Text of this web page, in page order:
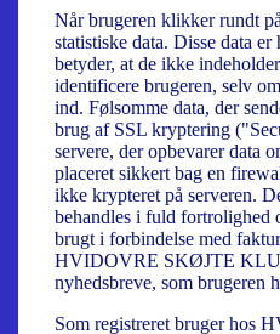
Når brugeren klikker rundt
statistiske data. Disse data
betyder, at de ikke
identificere brugeren, selv
ind. Følsomme data, der
brug af SSL kryptering
servere, der opbevarer data
placeret sikkert bag en
ikke krypteret på serveren.
behandles i fuld fortrolighed
brugt i forbindelse med
HVIDOVRE SKØJTE
nyhedsbreve, som brugeren
Som registreret bruger hos